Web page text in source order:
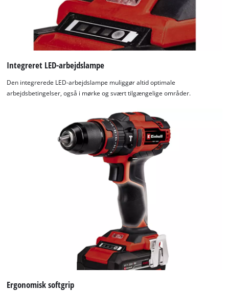
Integreret LED-arbejdslampe
Den integrerede LED-arbejdslampe muliggør altid optimale
arbejdsbetingelser, også i mørke og svært tilgængelige områder.
Ergonomisk softgrip